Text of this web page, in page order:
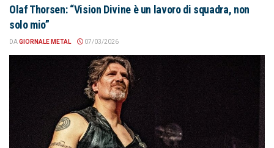
Olaf Thorsen: “Vision Divine è un lavoro di squadra, non
solo mio”
DAGIORNALE METAL 07/03/2026